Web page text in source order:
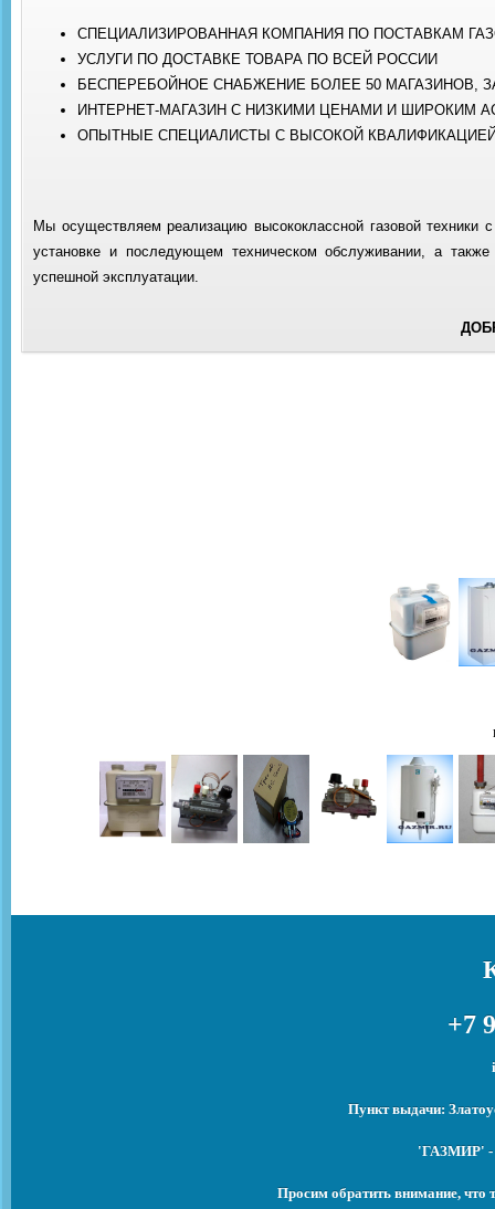
СПЕЦИАЛИЗИРОВАННАЯ КОМПАНИЯ ПО ПОСТАВКАМ
УСЛУГИ ПО ДОСТАВКЕ ТОВАРА ПО ВСЕЙ РОССИИ
БЕСПЕРЕБОЙНОЕ СНАБЖЕНИЕ БОЛЕЕ 50
ИНТЕРНЕТ-МАГАЗИН С НИЗКИМИ ЦЕНАМИ И ШИРОКИМ
ОПЫТНЫЕ СПЕЦИАЛИСТЫ С ВЫСОКОЙ
Мы осуществляем реализацию высококлассной газовой техники
установке и последующем техническом обслуживании, а
успешной эксплуатации.
+7
Пункт выдачи:
'ГАЗМИР' -
Просим обратить внимание, что